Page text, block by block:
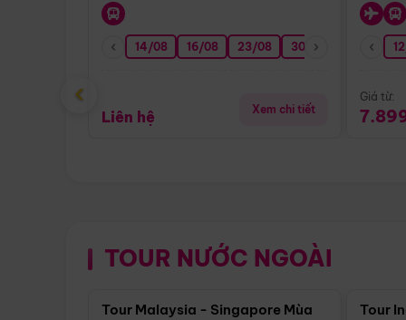
14/08 16/08 23/08 30/08 06/09
Liên hệ Xem chi tiết
Giá từ:
‹
TOUR NƯỚC NGOÀI
Điểm nổi bật
Tour Malaysia - Singapore Mùa
Tour